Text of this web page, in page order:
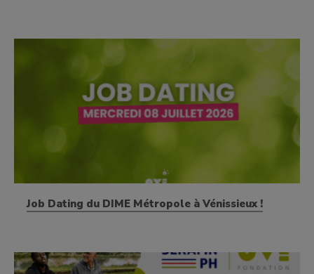
Job Dating du DIME Métropole à Vénissieux !